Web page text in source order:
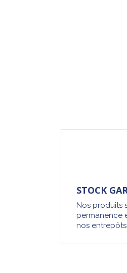
STOCK
Nos produits
permanence
nos